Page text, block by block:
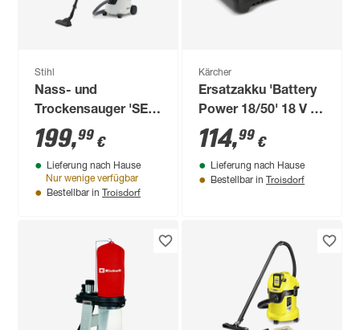
Stihl
Nass- und
Trockensauger 'SE
62' 230 V
199,99 €
Lieferung nach Hause
Nur wenige verfügbar
Bestellbar in Troisdorf
Kärcher
Ersatzakku 'Battery
Power 18/50' 18 V 5
Ah
114,99 €
Lieferung nach Hause
Bestellbar in Troisdorf